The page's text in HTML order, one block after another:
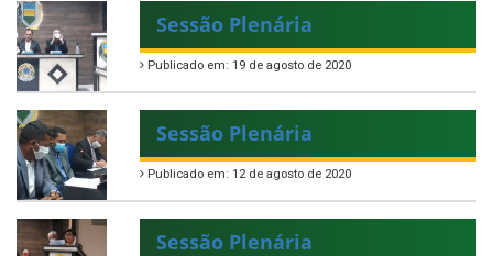
Sessão Plenária
Publicado em: 19 de agosto de 2020
Sessão Plenária
Publicado em: 12 de agosto de 2020
Sessão Plenária